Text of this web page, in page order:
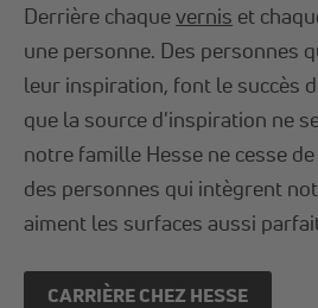
Derrière chaquevernis et
une personne. Des personnes
leur inspiration, font le succès
que la source d'inspiration ne
notre famille Hesse ne cesse
des personnes qui intègrent
aiment les surfaces aussi
CARRIÈRE CHEZ HESSE